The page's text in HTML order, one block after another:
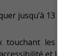
jusqu’à 13
les